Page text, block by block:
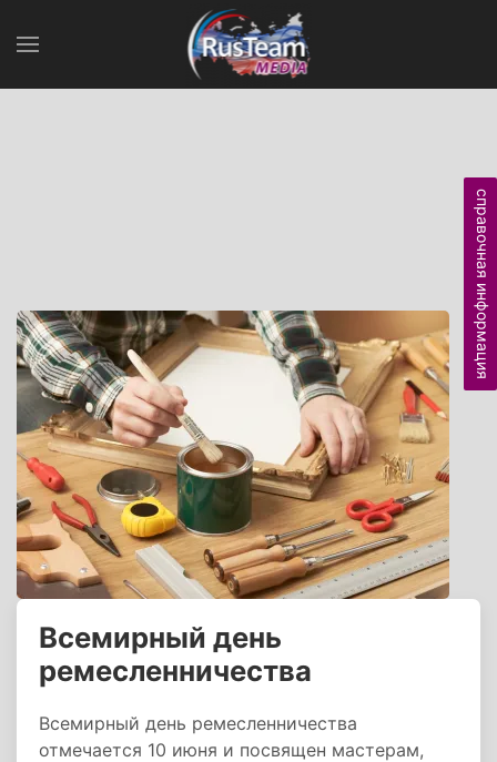
Всемирный день
ремесленничества
Всемирный день ремесленничества
отмечается 10 июня и посвящен мастерам,
справочная информация